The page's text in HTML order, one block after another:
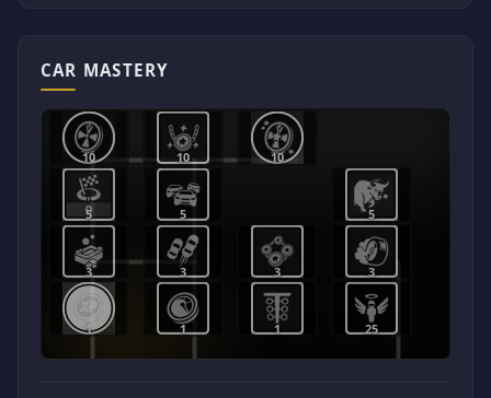
CAR MASTERY
1 1 1 25
3 3 3 3
5 5 5
10 10 10